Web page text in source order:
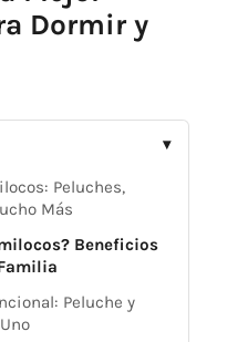
Dormir y
▾
Peluches,
Más
Beneficios
Peluche y